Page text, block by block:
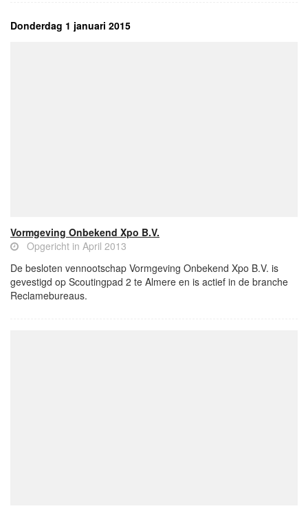
Donderdag 1 januari 2015
Vormgeving Onbekend Xpo B.V.
Opgericht in April 2013
De besloten vennootschap Vormgeving Onbekend Xpo B.V. is
gevestigd op Scoutingpad 2 te Almere en is actief in de branche
Reclamebureaus.